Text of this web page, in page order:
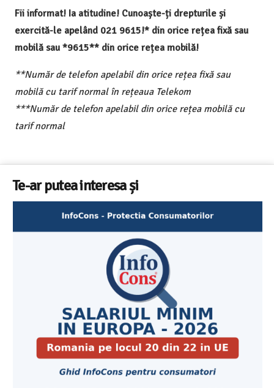
Fii informat! Ia atitudine! Cunoaște-ți drepturile și
exercită-le apelând 021 9615!* din orice rețea fixă sau
mobilă sau *9615** din orice rețea mobilă!
**Număr de telefon apelabil din orice rețea fixă sau
mobilă cu tarif normal în rețeaua Telekom
***Număr de telefon apelabil din orice rețea mobilă cu
tarif normal
Te-ar putea interesa și